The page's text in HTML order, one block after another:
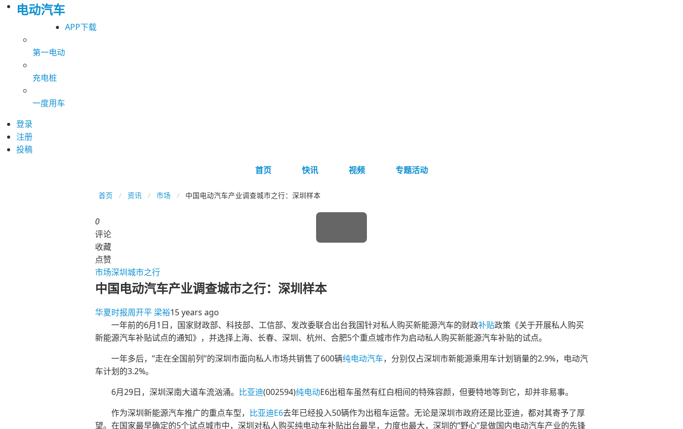
电动汽车
APP下载
第一电动
充电桩
一度用车
登录
注册
投稿
首页
快讯 视频 专题活动
首页 资讯 市场 中国电动汽车产业调查城市之行：深圳样本
0
评论
收藏
点赞
市场深圳城市之行
中国电动汽车产业调查城市之行：深圳样本
华夏时报周开平 梁裕15 years ago
一年前的6月1日，国家财政部、科技部、工信部、发改委联合出台我国针对私人购买新能源汽车的财政补贴政策《关于开展私人购买
新能源汽车补贴试点的通知》，并选择上海、长春、深圳、杭州、合肥5个重点城市作为启动私人购买新能源汽车补贴的试点。
一年多后，”走在全国前列”的深圳市面向私人市场共销售了600辆纯电动汽车，分别仅占深圳市新能源乘用车计划销量的2.9%，电动汽
车计划的3.2%。
6月29日，深圳深南大道车流汹涌。 比亚迪(002594)纯电动E6出租车虽然有红白相间的特殊容颜，但要特地等到它，却并非易事。
作为深圳新能源汽车推广的重点车型， 比亚迪E6去年已经投入50辆作为出租车运营。无论是深圳市政府还是比亚迪，都对其寄予了厚
望。在国家最早确定的5个试点城市中，深圳对私人购买纯电动车补贴出台最早，力度也最大，深圳的”野心”是做国内电动汽车产业的先锋